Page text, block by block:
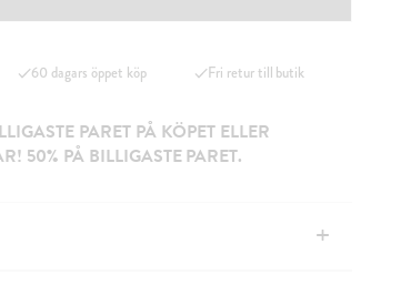
60 dagars öppet köp Fri retur till butik
PARET PÅ KÖPET ELLER
50% PÅ BILLIGASTE PARET.
+